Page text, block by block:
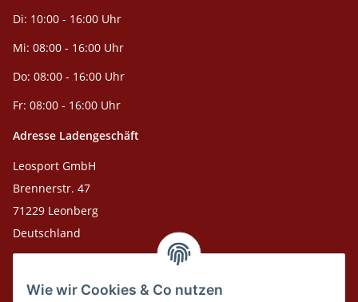
Wie wir Cookies & Co nutzen
Di: 10:00 - 16:00 Uhr
Mi: 08:00 - 16:00 Uhr
Do: 08:00 - 16:00 Uhr
Fr: 08:00 - 16:00 Uhr
Adresse Ladengeschäft
Leosport GmbH
Brennerstr. 47
71229 Leonberg
Deutschland
Leosport GmbH